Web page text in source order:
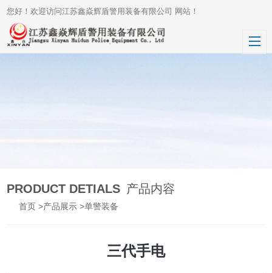
您好！欢迎访问江苏鑫焱辉盾警用装备有限公司 网站！
PRODUCT DETIALS 产品内容
首页 >产品展示 >单警装备
三代手电